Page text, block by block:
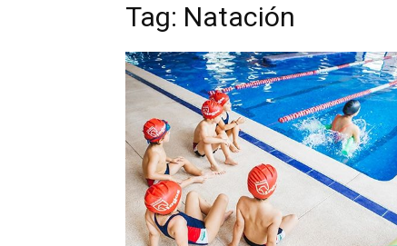
Tag: Natación